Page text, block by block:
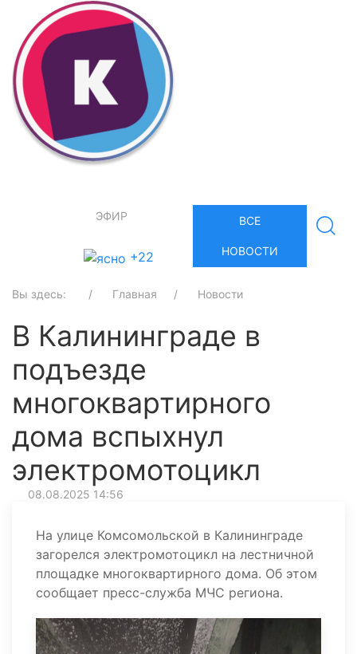
ЭФИР
+22
ВСЕ
НОВОСТИ
Вы здесь: Главная Новости
В Калининграде в
подъезде
многоквартирного
дома вспыхнул
электромотоцикл
08.08.2025 14:56
На улице Комсомольской в Калининграде
загорелся электромотоцикл на лестничной
площадке многоквартирного дома. Об этом
сообщает пресс-служба МЧС региона.